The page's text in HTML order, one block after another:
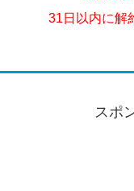
31日以内に解
スポ